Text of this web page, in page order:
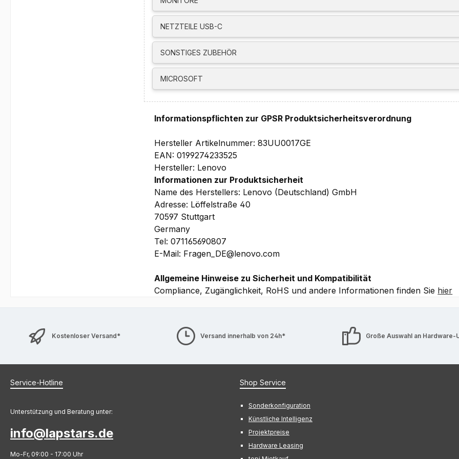
Garantie:
1 Jahr Depot/Bring-In-Herstellergarantie
Bilder und technische Details ohne Gewähr.
NETZTEILE USB-C
SONSTIGES ZUBEHÖR
MICROSOFT
Informationspflichten zur GPSR Produktsicherheitsverordnung
Hersteller Artikelnummer: 83UU0017GE
EAN: 0199274233525
Hersteller: Lenovo
Informationen zur Produktsicherheit
Name des Herstellers: Lenovo (Deutschland) GmbH
Adresse: Löffelstraße 40
70597 Stuttgart
Germany
Tel: 071165690807
E-Mail: Fragen_DE@lenovo.com
Allgemeine Hinweise zu Sicherheit und Kompatibilität
Compliance, Zugänglichkeit, RoHS und andere Informationen finden Sie hier
Kostenloser Versand* Versand innerhalb von 24h* Große Auswahl an Hardware-
Service-Hotline
Unterstützung und Beratung unter:
info@lapstars.de
Mo-Fr, 09:00 - 17:00 Uhr
Shop Service
Sonderkonfiguration
Künstliche Intelligenz
Projektpreise
Hardware Leasing